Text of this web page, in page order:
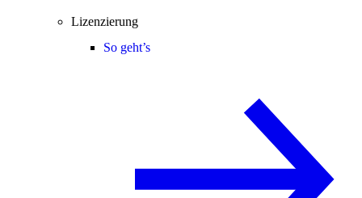
Lizenzierung
So geht’s